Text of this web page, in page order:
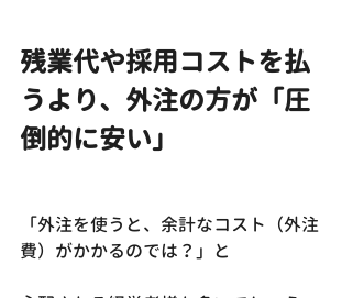
残業代や採用コストを払
うより、外注の方が「圧
倒的に安い」
「外注を使うと、余計なコスト（外注
費）がかかるのでは？」と